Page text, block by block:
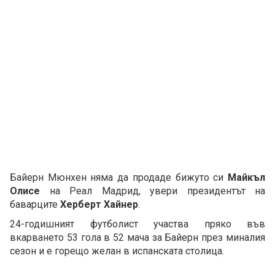
Байерн Мюнхен няма да продаде бижуто си Майкъл
Олисе на Реал Мадрид, увери президентът на
баварците Херберт Хайнер.
24-годишният футболист участва пряко във
вкарването 53 гола в 52 мача за Байерн през миналия
сезон и е горещо желан в испанската столица.